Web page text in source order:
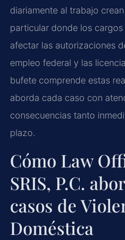
diariamente al trabajo
particular donde los
afectar las autorizaciones
empleo federal y las
bufete comprende estas
aborda cada caso con
consecuencias tanto
plazo.
Cómo Law
SRIS, P.C.
casos de
Doméstica